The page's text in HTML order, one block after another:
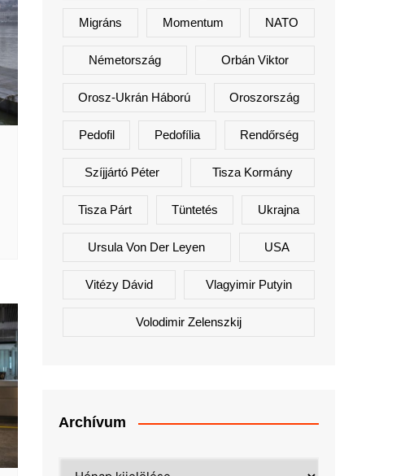
Migráns Momentum NATO
Németország Orbán Viktor
Orosz-Ukrán Háború Oroszország
Pedofil Pedofília Rendőrség
Szíjjártó Péter Tisza Kormány
Tisza Párt Tüntetés Ukrajna
Ursula Von Der Leyen USA
Vitézy Dávid Vlagyimir Putyin
Volodimir Zelenszkij
Archívum